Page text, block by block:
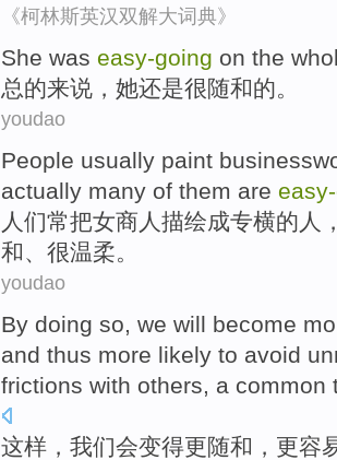
《柯林斯英汉双解大词典》
She was easy-going on the
总的来说， 她还是很随和的。
youdao
People usually paint
actually many of them are easy-
人们常把女商人 描绘成专横的人
和、很温柔。
youdao
By doing so we will become
and thus more likely to avoid
frictions with others a common
这样 ， 我们会变得更随和 ， 更容